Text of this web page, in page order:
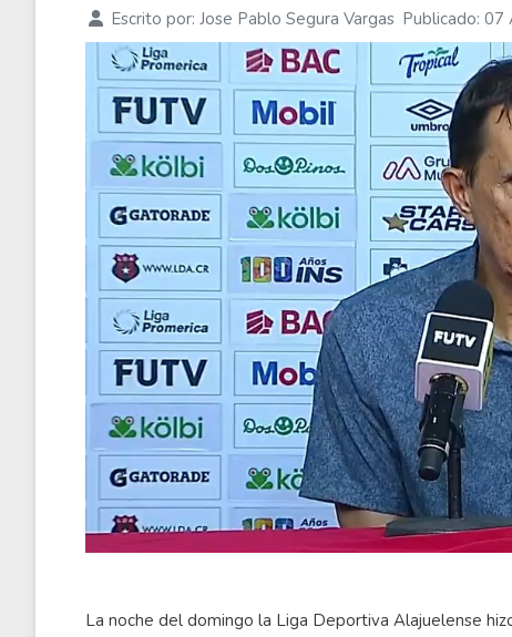
Escrito por: Jose Pablo Segura Vargas Publicado:
La noche del domingo la Liga Deportiva Alajuelense